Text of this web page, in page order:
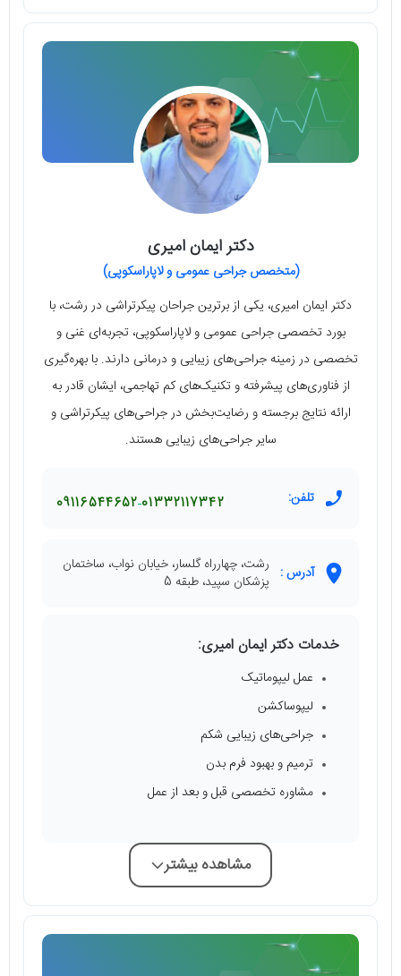
دکتر ایمان امیری
(متخصص جراحی عمومی و لاپاراسکوپی)
دکتر ایمان امیری، یکی از برترین جراحان پیکرتراشی در رشت، با
بورد تخصصی جراحی عمومی و لاپاراسکوپی، تجربه‌ای غنی و
تخصصی در زمینه جراحی‌های زیبایی و درمانی دارند. با بهره‌گیری
از فناوری‌های پیشرفته و تکنیک‌های کم تهاجمی، ایشان قادر به
ارائه نتایج برجسته و رضایت‌بخش در جراحی‌های پیکرتراشی و
سایر جراحی‌های زیبایی هستند.
تلفن: 01332117342
09116544652
آدرس : رشت، چهارراه گلسار، خیابان نواب، ساختمان
پزشکان سپید، طبقه 5
خدمات دکتر ایمان امیری:
عمل لیپوماتیک
لیپوساکشن
جراحی‌های زیبایی شکم
ترمیم و بهبود فرم بدن
مشاوره تخصصی قبل و بعد از عمل
مشاهده بیشتر